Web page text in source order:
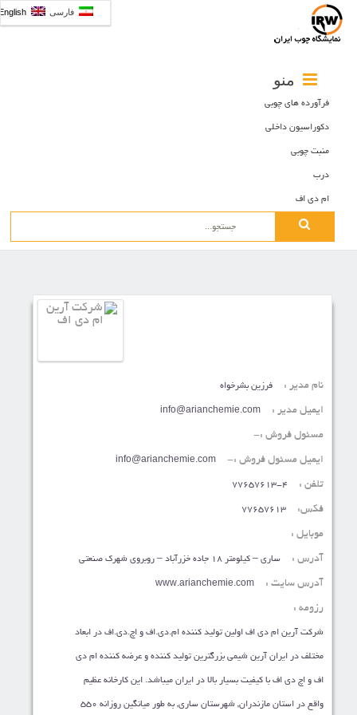
فارسی
منو
فرآورده های چوبی
دکوراسیون داخلی
منبت چوبی
درب
ام دی اف
Search
نام مدیر : فرزین بشرخواه
ایمیل مدیر : info@arianchemie.com
مسئول فروش :-
ایمیل مسئول فروش :- info@arianchemie.com
تلفن : 77657613-4
فکس: 77657613
موبایل :
آدرس : ساری – کیلومتر 18 جاده خزرآباد – روبروی شهرک صنعتی
آدرس سایت : www.arianchemie.com
رزومه :
شرکت آرین ام دی اف اولین تولید کننده ام.دی.اف و اچ.دی.اف در ابعاد
مختلف در ایران آرین شیمی بزرگترین تولید کننده و عرضه کننده ام دی
اف و اچ دی اف با کیفیت بسیار بالا در ایران میباشد. این کارخانه عظیم
واقع در استان مازندران, شهرستان ساری, به طور میانگین روزانه 550